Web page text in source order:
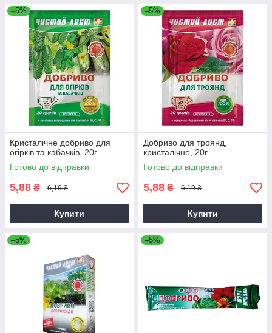
–5%
Кристалічне добриво для
огірків та кабачків, 20г.
Готово до відправки
5,88 ₴ 6,19 ₴
Купити
–5%
Добриво для троянд,
кристалічне, 20г.
Готово до відправки
5,88 ₴ 6,19 ₴
Купити
–5% –5%